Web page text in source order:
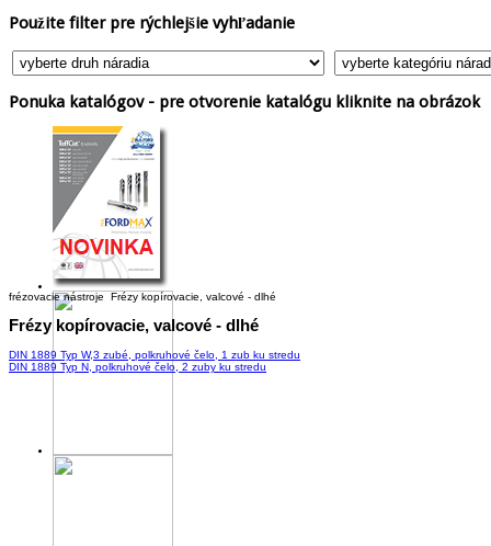
Použite filter pre rýchlejšie vyhľadanie
Ponuka katalógov - pre otvorenie katalógu kliknite na obrázok
frézovacie nástroje Frézy kopírovacie, valcové - dlhé
Frézykopírovacie, valcové - dlhé
DIN 1889 Typ W,3 zubé, polkruhové čelo, 1 zub ku stredu
DIN 1889 Typ N, polkruhové čelo, 2 zuby ku stredu